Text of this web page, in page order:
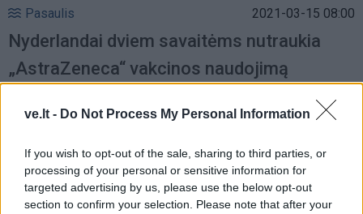
ve.lt - Do Not Process My Personal Information
If you wish to opt-out of the sale, sharing to third parties, or
processing of your personal or sensitive information for
targeted advertising by us, please use the below opt-out
section to confirm your selection. Please note that after your
Pasaulis 2021-03-15 08:00
Nyderlandai dviem savaitėms nutraukia
„AstraZeneca“ vakcinos naudojimą